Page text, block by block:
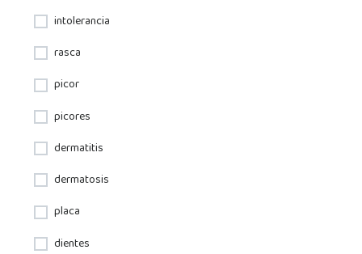
intolerancia
rasca
picor
picores
dermatitis
dermatosis
placa
dientes